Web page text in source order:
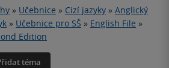
» Učebnice » Cizí jazyky » Anglický
» Učebnice pro SŠ » English File »
Edition
téma